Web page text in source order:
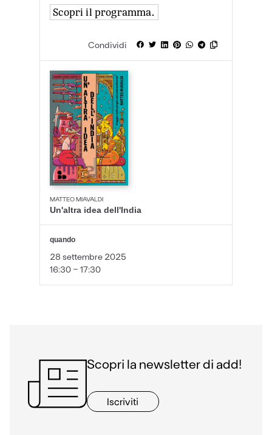
Scopri il programma.
Condividi
MATTEO MIAVALDI
Un'altra idea dell'India
quando
28 settembre 2025
16:30 - 17:30
Scopri la newsletter di add!
Iscriviti